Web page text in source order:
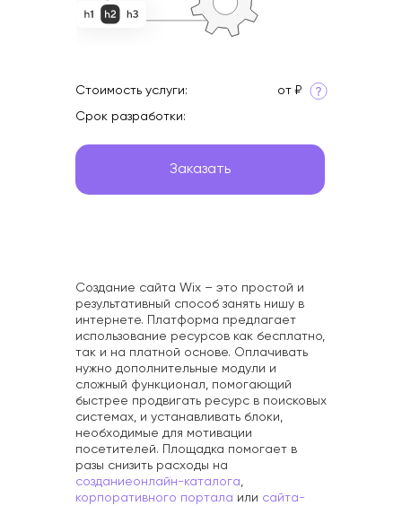
Стоимость услуги: от ₽
Срок разработки:
Заказать
Создание сайта Wix – это простой и
результативный способ занять нишу в
интернете. Платформа предлагает
использование ресурсов как бесплатно,
так и на платной основе. Оплачивать
нужно дополнительные модули и
сложный функционал, помогающий
быстрее продвигать ресурс в поисковых
системах, и устанавливать блоки,
необходимые для мотивации
посетителей. Площадка помогает в
разы снизить расходы на
созданиеонлайн-каталога,
корпоративного портала или сайта-